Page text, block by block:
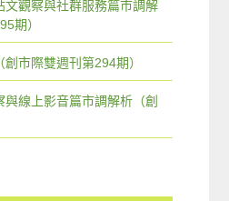
文觀察與社群服務篇市調解
期）
市際雙週刊第294期）
線上影音篇市調解析（創